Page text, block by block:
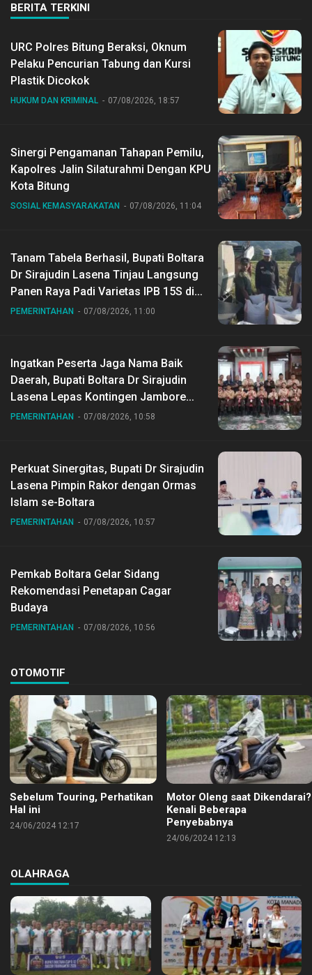
BERITA TERKINI
URC Polres Bitung Beraksi, Oknum
Pelaku Pencurian Tabung dan Kursi
Plastik Dicokok
HUKUM DAN KRIMINAL 07/08/2026, 18:57
Sinergi Pengamanan Tahapan Pemilu,
Kapolres Jalin Silaturahmi Dengan KPU
Kota Bitung
SOSIAL KEMASYARAKATAN 07/08/2026, 11:04
Tanam Tabela Berhasil, Bupati Boltara
Dr Sirajudin Lasena Tinjau Langsung
Panen Raya Padi Varietas IPB 15S di
Desa Gihang
PEMERINTAHAN 07/08/2026, 11:00
Ingatkan Peserta Jaga Nama Baik
Daerah, Bupati Boltara Dr Sirajudin
Lasena Lepas Kontingen Jambore
Nasional ke XII di Buperta Cibubur
PEMERINTAHAN 07/08/2026, 10:58
Perkuat Sinergitas, Bupati Dr Sirajudin
Lasena Pimpin Rakor dengan Ormas
Islam se-Boltara
PEMERINTAHAN 07/08/2026, 10:57
Pemkab Boltara Gelar Sidang
Rekomendasi Penetapan Cagar
Budaya
PEMERINTAHAN 07/08/2026, 10:56
OTOMOTIF
Sebelum Touring, Perhatikan
Hal ini
24/06/2024 12:17
Motor Oleng saat Dikendarai?
Kenali Beberapa
Penyebabnya
24/06/2024 12:13
OLAHRAGA